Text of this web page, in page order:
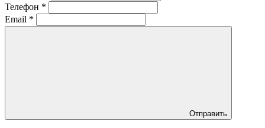
Телефон *
Email *
Отправить